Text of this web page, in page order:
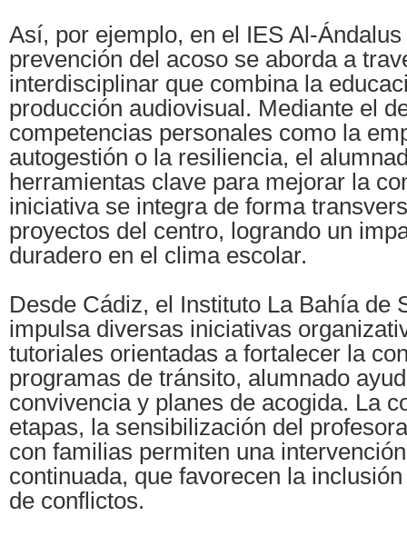
Así, por ejemplo, en el IES Al-
prevención del acoso se aborda a
interdisciplinar que combina la
producción audiovisual. Mediante el
competencias personales como la
autogestión o la resiliencia, el
herramientas clave para mejorar la
iniciativa se integra de forma
proyectos del centro, logrando un
duradero en el clima escolar.
Desde Cádiz, el Instituto La Bahía de
impulsa diversas iniciativas
tutoriales orientadas a fortalecer la
programas de tránsito, alumnado
convivencia y planes de acogida. La
etapas, la sensibilización del
con familias permiten una
continuada, que favorecen la
de conflictos.